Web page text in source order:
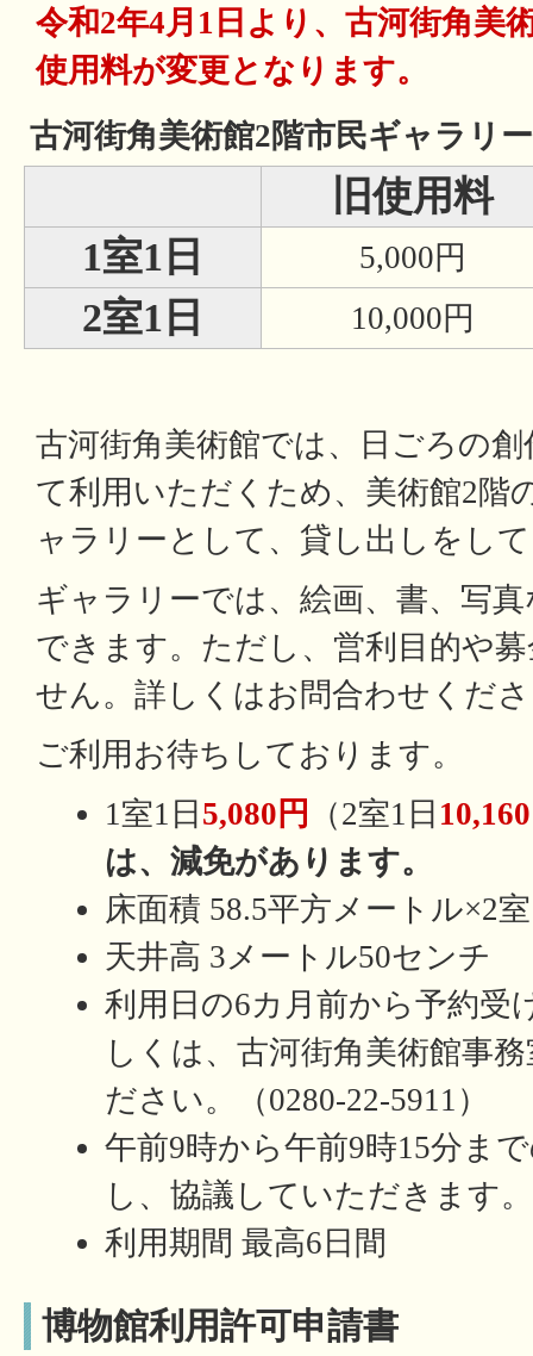
令和2年4月1日より、古河街角美
使用料が変更となります。
古河街角美術館2階市民ギャラリ
旧使用料
1室1日
5,000円
2室1日 10,000円
古河街角美術館では、日ごろの
て利用いただくため、美術館2階
ャラリーとして、貸し出しをし
ギャラリーでは、絵画、書、写
できます。ただし、営利目的や
せん。詳しくはお問合わせくだ
ご利用お待ちしております。
1室1日 5,080円 （2室1日
は、減免があります。
床面積 58.5平方メートル×2室
天井高 3メートル50センチ
利用日の6カ月前から予約受
しくは、古河街角美術館事
ださい。（0280-22-5911）
午前9時から午前9時15分ま
し、協議していただきます。
利用期間 最高6日間
博物館利用許可申請書